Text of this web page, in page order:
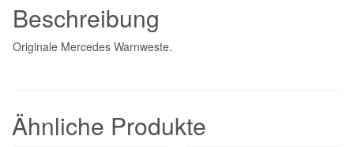
Beschreibung
Originale Mercedes Warnweste.
Ähnliche Produkte